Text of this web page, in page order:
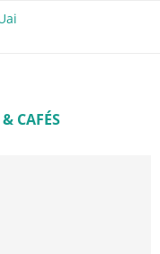
CAFÉS